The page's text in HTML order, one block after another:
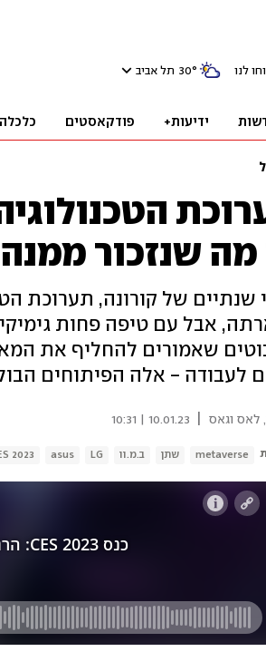
לנו 30° תל אביב
ידיעות+ פודקאסטים כלכלה
מה שנזכור ממנה
שנתיים של קורונה, תערוכת
שאמורים להחליף את
לעבודה - אלה הפיתוחים
לאס וגאס 10.01.23 | 10:31
metaverse שתן ב.מ.וו LG
asus
2023